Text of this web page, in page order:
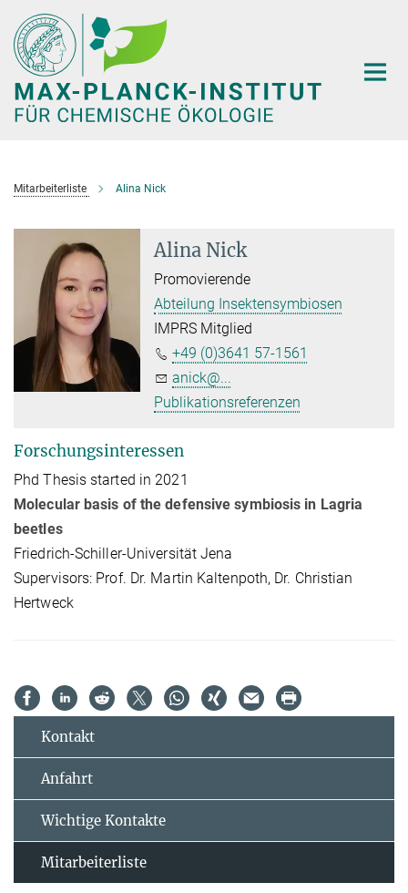
Hauptinhalt
Mitarbeiterliste Alina Nick
Alina Nick
Promovierende
Abteilung Insektensymbiosen
IMPRS Mitglied
+49 (0)3641 57-1561
anick@...
Publikationsreferenzen
Forschungsinteressen
Phd Thesis started in 2021
Molecular basis of the defensive symbiosis in Lagria
beetles
Friedrich-Schiller-Universität Jena
Supervisors: Prof. Dr. Martin Kaltenpoth, Dr. Christian
Hertweck
Kontakt
Anfahrt
Wichtige Kontakte
Mitarbeiterliste